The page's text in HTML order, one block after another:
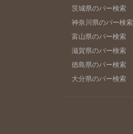
茨城県のバー検索
神奈川県のバー検索
富山県のバー検索
滋賀県のバー検索
徳島県のバー検索
大分県のバー検索